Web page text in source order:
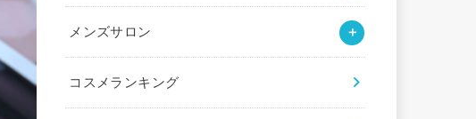
メンズサロン
コスメランキング